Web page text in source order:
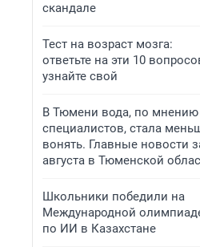
скандале
Тест на возраст мозга:
ответьте на эти 10
узнайте свой
В Тюмени вода, по мнению
специалистов, стала
вонять. Главные новости
августа в Тюменской
Школьники победили на
Международной
по ИИ в Казахстане